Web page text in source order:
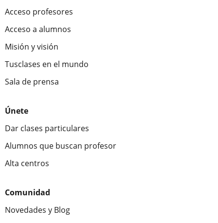
Acceso profesores
Acceso a alumnos
Misión y visión
Tusclases en el mundo
Sala de prensa
Únete
Dar clases particulares
Alumnos que buscan profesor
Alta centros
Comunidad
Novedades y Blog